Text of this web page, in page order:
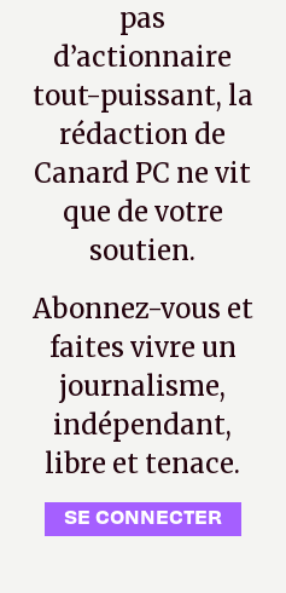
pas
d’actionnaire
tout-puissant, la
rédaction de
Canard PC ne vit
que de votre
soutien.
Abonnez-vous et
faites vivre un
journalisme,
indépendant,
libre et tenace.
SE CONNECTER